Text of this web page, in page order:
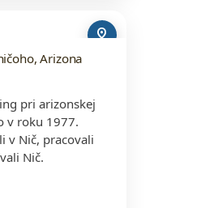
pin_drop
Arizona
pri arizonskej
v roku 1977.
v Nič, pracovali
Nič.